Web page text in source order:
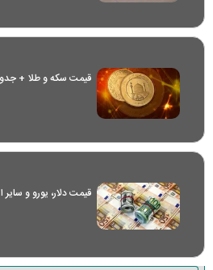
قیمت سکه و طلا +
قیمت دلار، یورو و